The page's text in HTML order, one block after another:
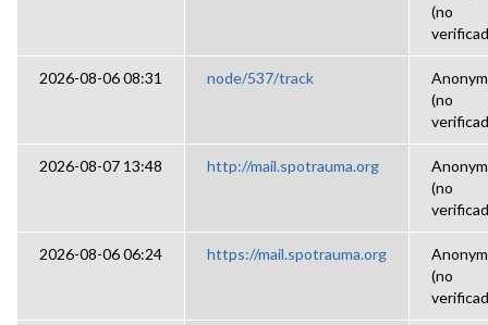
(no
2026-08-06 08:31 node/537/track
(no
2026-08-07 13:48 http://mail.spotrauma.org
(no
2026-08-06 06:24 https://mail.spotrauma.org
(no